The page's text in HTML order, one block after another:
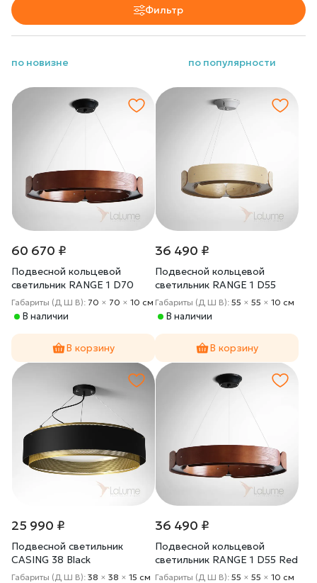
Фильтр
по новизне по популярности
60 670 ₽
Подвесной кольцевой
светильник RANGE 1 D70
Red wood
Габариты (Д Ш В): 70 × 70 × 10 cм
В наличии
В корзину
36 490 ₽
Подвесной кольцевой
светильник RANGE 1 D55
Light wood
Габариты (Д Ш В): 55 × 55 × 10 cм
В наличии
В корзину
25 990 ₽
Подвесной светильник
CASING 38 Black
Габариты (Д Ш В): 38 × 38 × 15 cм
36 490 ₽
Подвесной кольцевой
светильник RANGE 1 D55 Red
wood
Габариты (Д Ш В): 55 × 55 × 10 cм